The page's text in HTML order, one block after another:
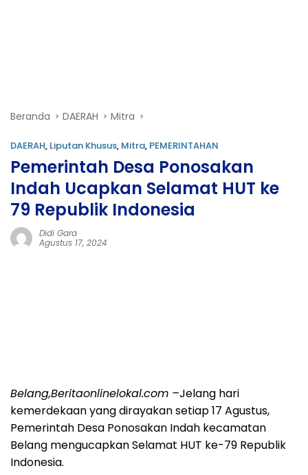
Beranda DAERAH Mitra
DAERAH, Liputan Khusus, Mitra, PEMERINTAHAN
Pemerintah Desa Ponosakan
Indah Ucapkan Selamat HUT ke
79 Republik Indonesia
Didi Gara
Agustus 17, 2024
Belang,Beritaonlinelokal.com –Jelang hari
kemerdekaan yang dirayakan setiap 17 Agustus,
Pemerintah Desa Ponosakan Indah kecamatan
Belang mengucapkan Selamat HUT ke-79 Republik
Indonesia.